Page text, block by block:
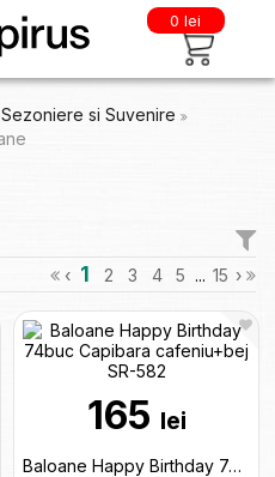
0 lei
Sezoniere si Suvenire
‹ 1 2 3 4 5 ... 15 ›
165 lei
Baloane Happy Birthday 74buc Capibara cafeniu+bej SR-582